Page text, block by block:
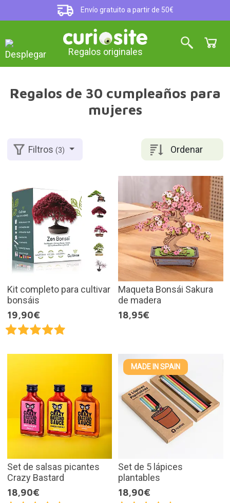
Envío gratuito a partir de 50€
Regalos originales
Regalos de 30 cumpleaños para
mujeres
Ordenar
Filtros(3)
Kit completo para cultivar
bonsáis
19,90€
Maqueta Bonsái Sakura
de madera
18,95€
Set de salsas picantes
Crazy Bastard
18,90€
MADE IN SPAIN
Set de 5 lápices
plantables
18,90€